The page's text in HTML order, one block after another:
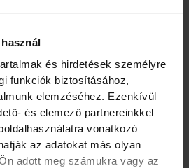
és hirdetések személyre
funkciók biztosításához,
elemzéséhez. Ezenkívül
és elemező partnereinkkel
vonatkozó
az adatokat más olyan
adott meg számukra vagy az
Egyéb
Minta 2
990,00 Ft